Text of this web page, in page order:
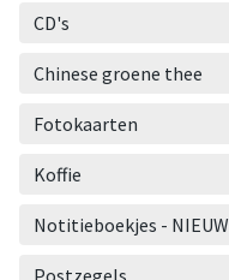
CD's
Chinese groene thee
Fotokaarten
Koffie
Notitieboekjes - NIEUW
Postzegels